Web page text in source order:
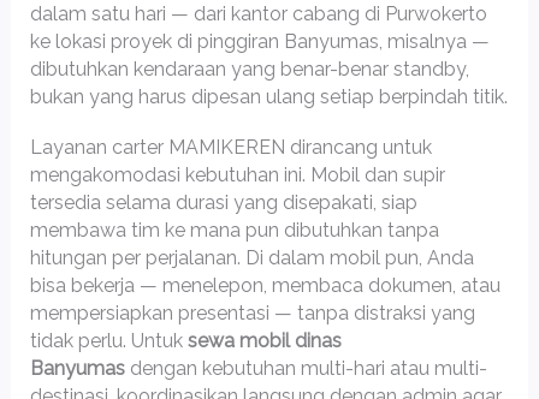
dalam satu hari — dari kantor cabang di Purwokerto
ke lokasi proyek di pinggiran Banyumas, misalnya —
dibutuhkan kendaraan yang benar-benar standby,
bukan yang harus dipesan ulang setiap berpindah titik.
Layanan carter MAMIKEREN dirancang untuk
mengakomodasi kebutuhan ini. Mobil dan supir
tersedia selama durasi yang disepakati, siap
membawa tim ke mana pun dibutuhkan tanpa
hitungan per perjalanan. Di dalam mobil pun, Anda
bisa bekerja — menelepon, membaca dokumen, atau
mempersiapkan presentasi — tanpa distraksi yang
tidak perlu. Untuk sewa mobil dinas
Banyumasdengan kebutuhan multi-hari atau multi-